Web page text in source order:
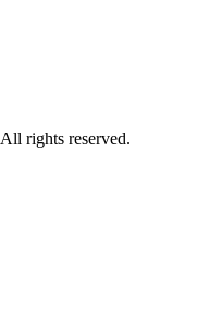
All rights reserved.